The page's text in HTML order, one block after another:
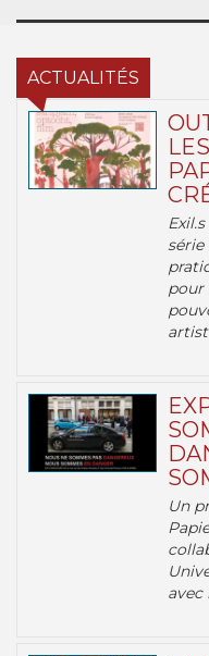
ACTUALITÉS
série
pour
Un
avec